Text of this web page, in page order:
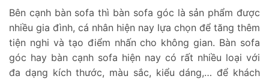
Bên cạnh bàn sofa thì bàn sofa góc là sản phẩm được
nhiều gia đình, cá nhân hiện nay lựa chọn để tăng thêm
tiện nghi và tạo điểm nhấn cho không gian. Bàn sofa
góc hay bàn cạnh sofa hiện nay có rất nhiều loại với
đa dạng kích thước, màu sắc, kiểu dáng,… để khách